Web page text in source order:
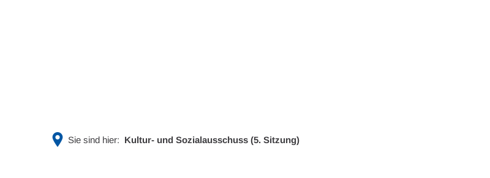
Sie sind hier: Kultur- und Sozialausschuss (5. Sitzung)